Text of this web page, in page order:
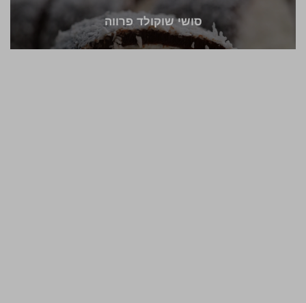
סושי שוקולד פרווה